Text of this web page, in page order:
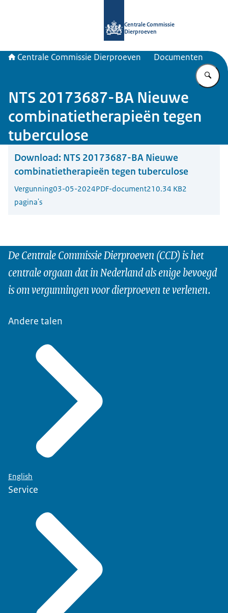
Centrale Commissie
Dierproeven
Centrale Commissie Dierproeven Documenten
NTS 20173687-BA Nieuwe
combinatietherapieën tegen
tuberculose
Download: NTS 20173687-BA Nieuwe
combinatietherapieën tegen tuberculose
Vergunning03-05-2024PDF-document210.34 KB2
pagina's
De Centrale Commissie Dierproeven (CCD) is het
centrale orgaan dat in Nederland als enige bevoegd
is om vergunningen voor dierproeven te verlenen.
Andere talen
English
Service